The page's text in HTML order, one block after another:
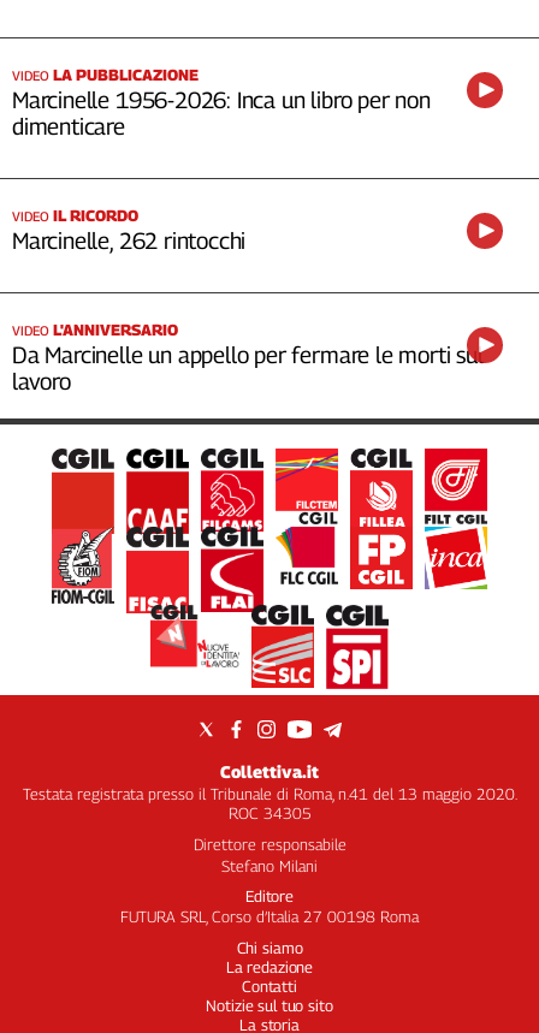
VIDEO LA PUBBLICAZIONE
Marcinelle 1956-2026: Inca un libro per non
dimenticare
VIDEO IL RICORDO
Marcinelle, 262 rintocchi
VIDEO L'ANNIVERSARIO
Da Marcinelle un appello per fermare le morti sul
lavoro
Collettiva.it
Testata registrata presso il Tribunale di Roma, n.41 del 13 maggio 2020.
ROC 34305
Direttore responsabile
Stefano Milani
Editore
FUTURA SRL, Corso d’Italia 27 00198 Roma
Chi siamo
La redazione
Contatti
Notizie sul tuo sito
La storia